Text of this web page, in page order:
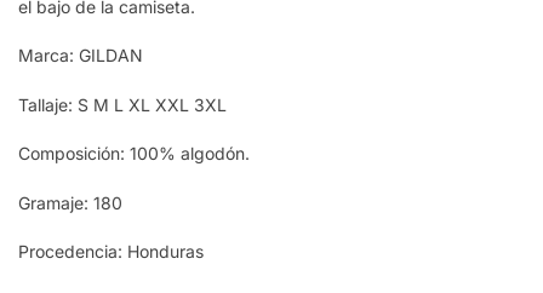
HEATHER
el bajo de la camiseta.
Marca: GILDAN
Tallaje: S M L XL XXL 3XL
Composición: 100% algodón.
Gramaje: 180
Procedencia: Honduras